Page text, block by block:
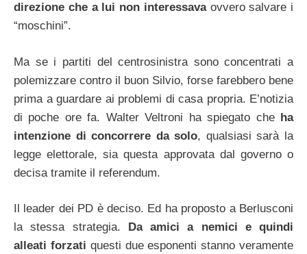
direzione che a lui non interessavaovvero salvare i
“moschini”.
Ma se i partiti del centrosinistra sono concentrati a
polemizzare contro il buon Silvio, forse farebbero bene
prima a guardare ai problemi di casa propria. E’notizia
di poche ore fa. Walter Veltroni ha spiegato che ha
intenzione di concorrere da solo, qualsiasi sarà la
legge elettorale, sia questa approvata dal governo o
decisa tramite il referendum.
Il leader dei PD è deciso. Ed ha proposto a Berlusconi
la stessa strategia. Da amici a nemici e quindi
alleati forzati questi due esponenti stanno veramente